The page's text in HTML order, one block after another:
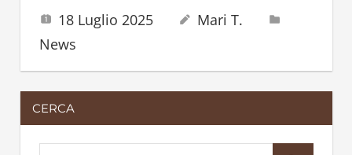
18 Luglio 2025
Mari T.
News
CERCA